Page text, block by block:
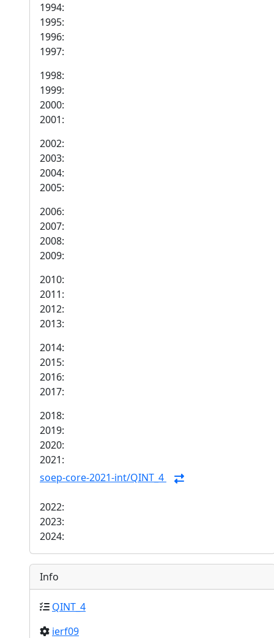
1994:
1995:
1996:
1997:
1998:
1999:
2000:
2001:
2002:
2003:
2004:
2005:
2006:
2007:
2008:
2009:
2010:
2011:
2012:
2013:
2014:
2015:
2016:
2017:
2018:
2019:
2020:
2021:
soep-core-2021-int/QINT_4
2022:
2023:
2024:
Info
QINT_4
ierf09